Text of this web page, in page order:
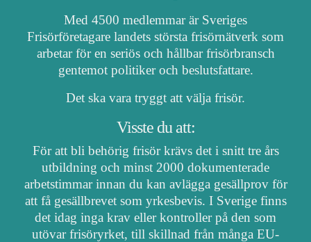
Med 4500 medlemmar är Sveriges
Frisörföretagare landets största frisörnätverk som
arbetar för en seriös och hållbar frisörbransch
gentemot politiker och beslutsfattare.
Det ska vara tryggt att välja frisör.
Visste du att:
För att bli behörig frisör krävs det i snitt tre års
utbildning och minst 2000 dokumenterade
arbetstimmar innan du kan avlägga gesällprov för
att få gesällbrevet som yrkesbevis. I Sverige finns
det idag inga krav eller kontroller på den som
utövar frisöryrket, till skillnad från många EU-